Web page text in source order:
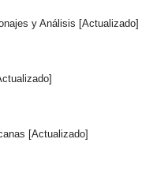
y Análisis [Actualizado]
[Actualizado]